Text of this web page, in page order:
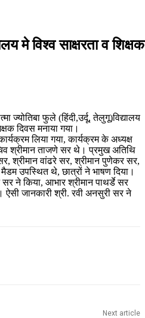
मे विश्व साक्षरता व शिक्षक
ज्योतिबा फुले (हिंदी,उर्दू, तेलुगू)विद्यालय
दिवस मनाया गया।
लिया गया, कार्यक्रम के अध्यक्ष
श्रीमान ताजणे सर थे। प्रमुख अतिथि
श्रीमान वांढरे सर, श्रीमान पुणेकर सर,
उपस्थित थे, छात्रों ने भाषण दिया।
ने किया, आभार श्रीमान पाथर्डे सर
जानकारी श्री. रवी अनसुरी सर ने
Next article